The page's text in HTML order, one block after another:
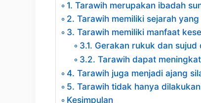
1. Tarawih merupakan ibadah
2. Tarawih memiliki sejarah
3. Tarawih memiliki manfaat
3.1. Gerakan rukuk dan sujud
3.2. Tarawih dapat
4. Tarawih juga menjadi ajang
5. Tarawih tidak hanya
Kesimpulan